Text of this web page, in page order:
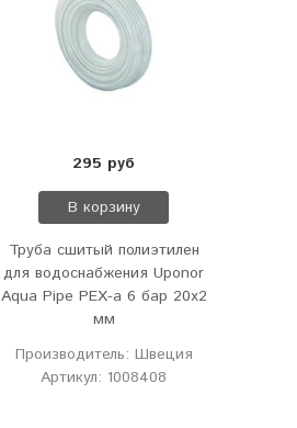
295 руб
В корзину
Труба сшитый полиэтилен
для водоснабжения Uponor
Aqua Pipe PEX-a 6 бар 20x2
мм
Производитель: Швеция
Артикул: 1008408